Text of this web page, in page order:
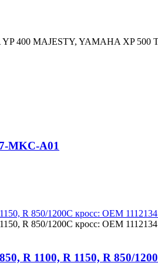
YP 400 MAJESTY, YAMAHA XP
MKC-A01
R 1100, R 1150, R 850/